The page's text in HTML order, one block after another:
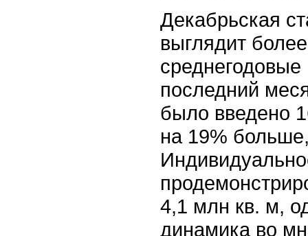
Декабрьская
выглядит
среднегодовые
последний
было введено
на 19%
4,1 млн кв. м,
динамика во